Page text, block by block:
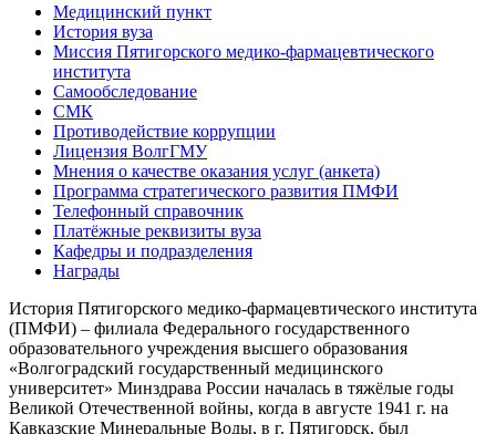
Медицинский пункт
История вуза
Миссия Пятигорского медико-фармацевтического
института
Самообследование
СМК
Противодействие коррупции
Лицензия ВолгГМУ
Мнения о качестве оказания услуг (анкета)
Программа стратегического развития ПМФИ
Телефонный справочник
Платёжные реквизиты вуза
Кафедры и подразделения
Награды
История Пятигорского медико-фармацевтического института
(ПМФИ) – филиала Федерального государственного
образовательного учреждения высшего образования
«Волгоградский государственный медицинского
университет» Минздрава России началась в тяжёлые годы
Великой Отечественной войны, когда в августе 1941 г. на
Кавказские Минеральные Воды, в г. Пятигорск, был